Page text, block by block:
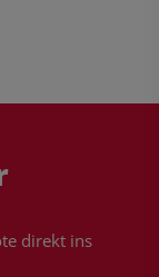
direkt ins